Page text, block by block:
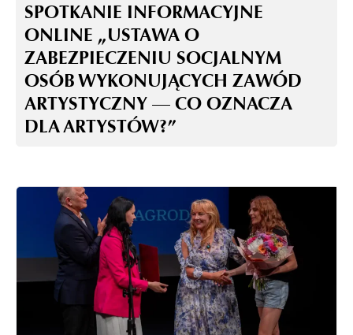
SPOTKANIE INFORMACYJNE
ONLINE „USTAWA O
ZABEZPIECZENIU SOCJALNYM
OSÓB WYKONUJĄCYCH ZAWÓD
ARTYSTYCZNY — CO OZNACZA
DLA ARTYSTÓW?”